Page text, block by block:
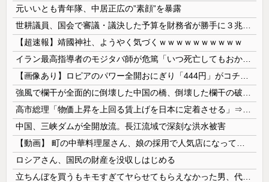
元いいとも青年隊、中居正広の”素顔”を暴露
【超速報】靖國神社、ようやく気づくｗｗｗｗｗｗｗｗｗｗ
中国、三峡ダムが全開放流。長江流域で深刻な洪水被害
ロシアさん、国民の財産を没収しはじめる